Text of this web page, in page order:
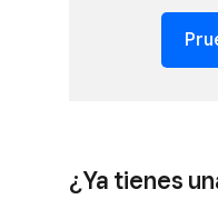
¿Ya tienes